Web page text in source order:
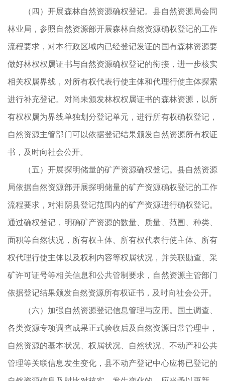
（四）开展森林自然资源确权登记。县自然资源局会同
林业局，参照自然资源部开展森林自然资源确权登记的工作
流程要求，对本行政区域内已经登记发证的国有森林资源要
做好林权权属证书与自然资源确权登记的衔接，进一步核实
相关权属界线，对所有权代表行使主体和代理行使主体探索
进行补充登记。对尚未颁发林权权属证书的森林资源，以所
有权权属为界线单独划分登记单元，进行所有权确权登记，
自然资源主管部门可以依据登记结果颁发自然资源所有权证
书，及时向社会公开。
（五）开展探明储量的矿产资源确权登记。县自然资源
局依据自然资源部开展探明储量的矿产资源确权登记的工作
流程要求，对湘阴县登记范围内的矿产资源进行确权登记。
通过确权登记，明确矿产资源的数量、质量、范围、种类、
面积等自然状况，所有权主体、所有权代表行使主体、所有
权代理行使主体以及权利内容等权属状况，并关联勘查、采
矿许可证号等相关信息和公共管制要求，自然资源主管部门
依据登记结果颁发自然资源所有权证书，及时向社会公开。
（六）加强自然资源登记信息管理与应用。国土调查、
各类资源专项调查成果正式验收后及自然资源日常管理中，
自然资源的基本状况、权属状况、自然状况、不动产和公共
管理等关联信息发生变化，县不动产登记中心应将已登记的